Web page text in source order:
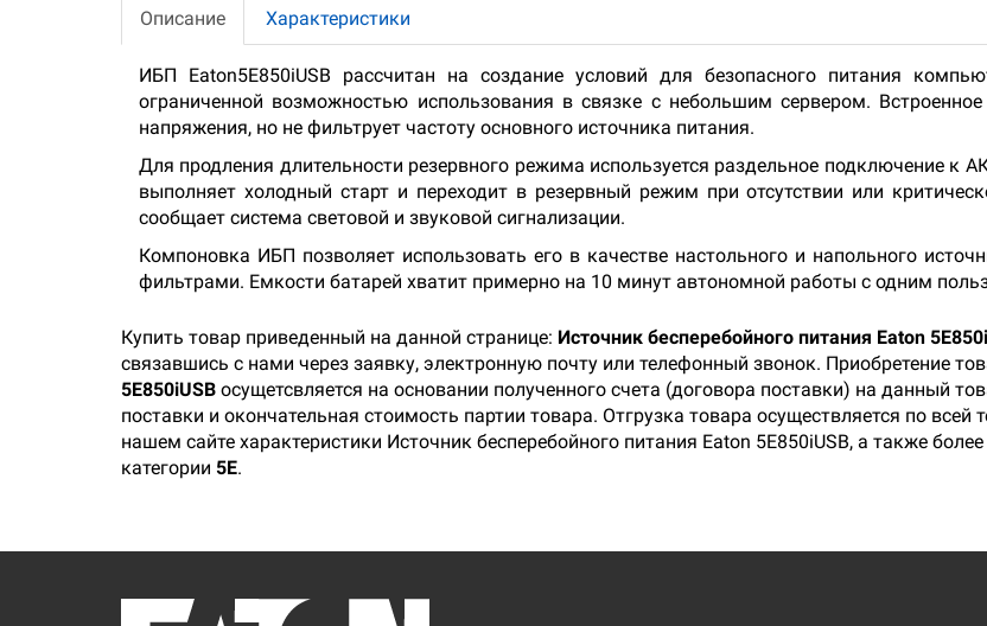
Описание Характеристики
ИБП Eaton5E850iUSB рассчитан на создание условий для безопасного питания
ограниченной возможностью использования в связке с небольшим сервером.
напряжения, но не фильтрует частоту основного источника питания.
Для продления длительности резервного режима используется раздельное подключение к
выполняет холодный старт и переходит в резервный режим при отсутствии или
сообщает система световой и звуковой сигнализации.
Компоновка ИБП позволяет использовать его в качестве настольного и напольного
фильтрами. Емкости батарей хватит примерно на 10 минут автономной работы с одним
Купить товар приведенный на данной странице: Источник бесперебойного питания Eaton
связавшись с нами через заявку, электронную почту или телефонный звонок. Приобретение
5E850iUSB осущетсвляется на основании полученного счета (договора поставки) на данный
поставки и окончательная стоимость партии товара. Отгрузка товара осуществляется по
нашем сайте характеристики Источник бесперебойного питания Eaton 5E850iUSB, а также
категории 5E.